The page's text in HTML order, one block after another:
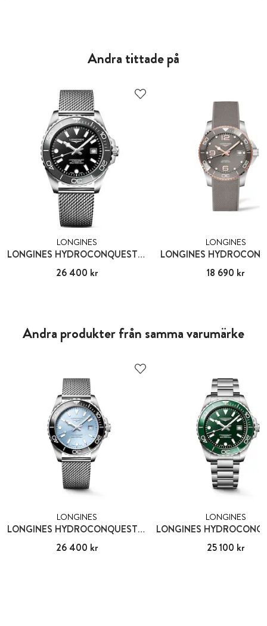
Andra tittade på
LONGINES
LONGINES HYDROCONQUEST 42 MM
Pris:26 400 kr
26 400 kr
LONGINES
LONGINES
Pris: 18 690 kr
18 690 kr
Andra produkter från samma varumärke
LONGINES
LONGINES HYDROCONQUEST 42 MM
Pris:26 400 kr
26 400 kr
LONGINES
Pris:25 100 kr
25 100 kr